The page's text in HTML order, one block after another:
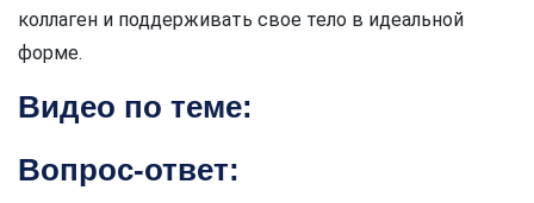
коллаген и поддерживать свое тело в идеальной
форме.
Видео по теме:
Вопрос-ответ: